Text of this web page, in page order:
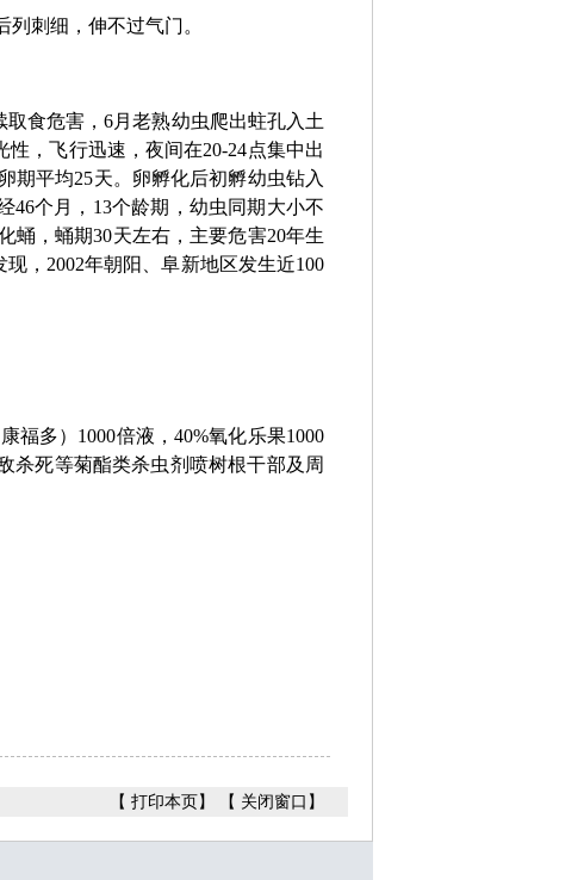
刺细，伸不过气门。
食危害，6月老熟幼虫爬出蛀孔入土
，飞行迅速，夜间在20-24点集中出
期平均25天。卵孵化后初孵幼虫钻入
46个月，13个龄期，幼虫同期大小不
蛹，蛹期30天左右，主要危害20年生
，2002年朝阳、阜新地区发生近100
多）1000倍液，40%氧化乐果1000
杀死等菊酯类杀虫剂喷树根干部及周
【 打印本页】 【 关闭窗口 】